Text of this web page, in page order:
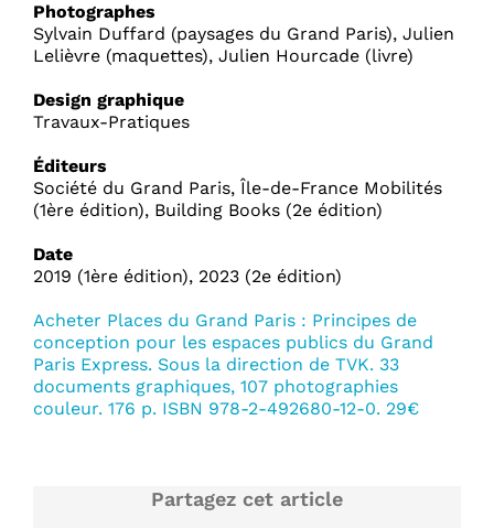
Photographes
Sylvain Duffard (paysages du Grand Paris), Julien
Lelièvre (maquettes), Julien Hourcade (livre)
Design graphique
Travaux-Pratiques
Éditeurs
Société du Grand Paris, Île-de-France Mobilités
(1ère édition), Building Books (2e édition)
Date
2019 (1ère édition), 2023 (2e édition)
Acheter Places du Grand Paris : Principes de
conception pour les espaces publics du Grand
Paris Express. Sous la direction de TVK. 33
documents graphiques, 107 photographies
couleur. 176 p. ISBN 978-2-492680-12-0. 29€
Partagez cet article